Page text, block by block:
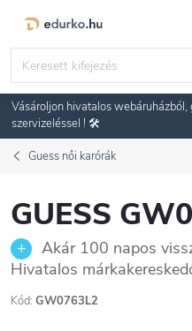
Vásároljon hivatalos
szervizeléssel ! 🛠️
Guess női karórák
GUESS
Akár 100 napos
Hivatalos
Kód: GW0763L2